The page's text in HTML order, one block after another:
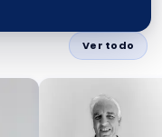
Ver todo